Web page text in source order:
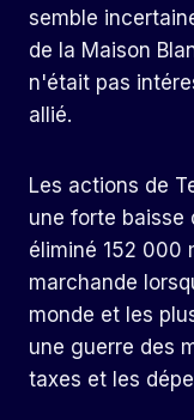
semble
de la Maison
n'était pas
allié.
Les actions de
une forte baisse
éliminé 152 000
marchande
monde et les
une guerre des
taxes et les